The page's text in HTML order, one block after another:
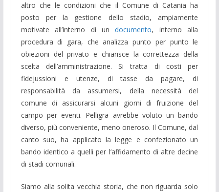
altro che le condizioni che il Comune di Catania ha
posto per la gestione dello stadio, ampiamente
motivate all’interno di undocumento, interno alla
procedura di gara, che analizza punto per punto le
obiezioni del privato e chiarisce la correttezza della
scelta dell’amministrazione. Si tratta di costi per
fidejussioni e utenze, di tasse da pagare, di
responsabilità da assumersi, della necessità del
comune di assicurarsi alcuni giorni di fruizione del
campo per eventi. Pelligra avrebbe voluto un bando
diverso, più conveniente, meno oneroso. Il Comune, dal
canto suo, ha applicato la legge e confezionato un
bando identico a quelli per l’affidamento di altre decine
di stadi comunali.
Siamo alla solita vecchia storia, che non riguarda solo